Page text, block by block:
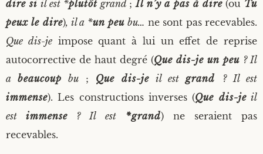
dire siil est *plu­tôtgrand ; Il n’y a pas à dire(ou Tu
peux le dire), il a *un peu bu… ne sont pas rece­vables.
Que dis-jeimpose quant à lui un effet de reprise
auto­cor­rec­tive de haut degré (Que dis-je un peu ? Il
abeau­coup bu ; Que dis-jeil estgrand
? Il est
immense). Les construc­tions inverses (Que dis-jeil
estimmense ? Il est*grand) ne seraient pas
recevables.